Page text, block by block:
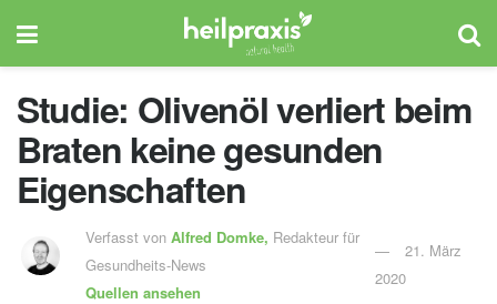
Studie: Olivenöl verliert beim
Braten keine gesunden
Eigenschaften
Verfasst vonAlfred Domke, Redakteur für
Gesundheits-News
Quellen ansehen
21. März
2020